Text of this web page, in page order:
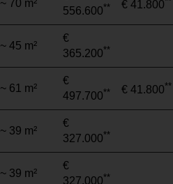
~ 70 m²
556.600** € 41.800
~ 45 m²
€
365.200**
~ 61 m²
€
497.700** € 41.800**
~ 39 m²
€
327.000**
~ 39 m²
€
327.000**